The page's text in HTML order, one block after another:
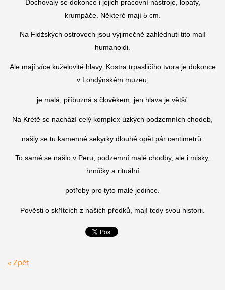
Dochovaly se dokonce i jejich pracovní nástroje, lopaty,
krumpáče. Některé mají 5 cm.
Na Fidžských ostrovech jsou výjimečně zahlédnuti tito malí
humanoidi.
Ale mají více kuželovité hlavy. Kostra trpasličího tvora je dokonce
v Londýnském muzeu,
je malá, příbuzná s člověkem, jen hlava je větší.
Na Krétě se nachází celý komplex úzkých podzemních chodeb,
našly se tu kamenné sekyrky dlouhé opět pár centimetrů.
To samé se našlo v Peru, podzemní malé chodby, ale i misky,
hrníčky a rituální
potřeby pro tyto malé jedince.
Pověsti o skřítcích z našich předků, mají tedy svou historii.
« Zpět